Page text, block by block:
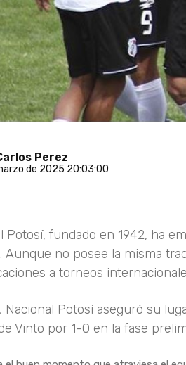
Perez
de 2025 20:03:00
Potosí, fundado en 1942, ha
Aunque no posee la misma
a torneos
Nacional Potosí aseguró su
Vinto por 1-0 en la fase